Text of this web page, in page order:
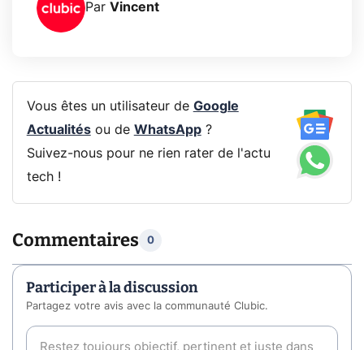
Par Vincent
Vous êtes un utilisateur de Google
Actualitésou de WhatsApp?
Suivez-nous pour ne rien rater de l'actu
tech !
Commentaires 0
Participer à la discussion
Partagez votre avis avec la communauté Clubic.